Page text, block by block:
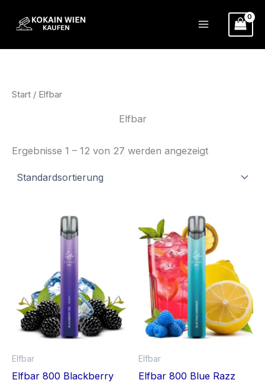
Inhalt
Start / Elfbar
Elfbar
Ergebnisse 1 – 12 von 27 werden angezeigt
Elfbar
Elfbar 800 Blackberry
Elfbar
Elfbar 800 Blue Razz